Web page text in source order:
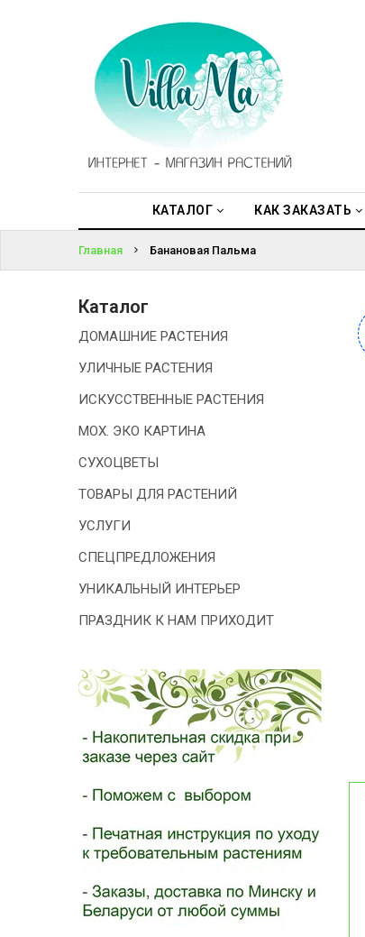
КАТАЛОГ КАК ЗАКАЗАТЬ
ЮРЛИЦАМ
ВОЙТИ
ПАРОЛЬ?
Главная Банановая Пальма
Каталог
ДОМАШНИЕ РАСТЕНИЯ
УЛИЧНЫЕ РАСТЕНИЯ
ИСКУССТВЕННЫЕ РАСТЕНИЯ
МОХ. ЭКО КАРТИНА
СУХОЦВЕТЫ
ТОВАРЫ ДЛЯ РАСТЕНИЙ
УСЛУГИ
СПЕЦПРЕДЛОЖЕНИЯ
УНИКАЛЬНЫЙ ИНТЕРЬЕР
ПРАЗДНИК К НАМ ПРИХОДИТ